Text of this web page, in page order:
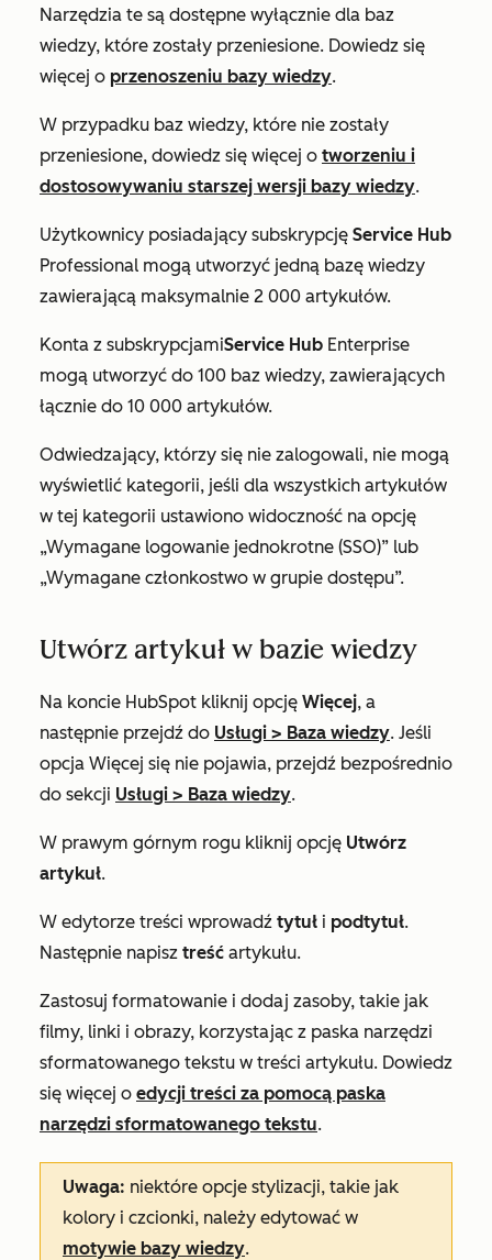
Narzędzia te są dostępne wyłącznie dla baz
wiedzy, które zostały przeniesione. Dowiedz się
więcej o przenoszeniu bazy wiedzy.
W przypadku baz wiedzy, które nie zostały
przeniesione, dowiedz się więcej o tworzeniu i
dostosowywaniu starszej wersji bazy wiedzy.
Użytkownicy posiadający subskrypcję Service Hub
Professional mogą utworzyć jedną bazę wiedzy
zawierającą maksymalnie 2 000 artykułów.
Konta z subskrypcjamiService Hub Enterprise
mogą utworzyć do 100 baz wiedzy, zawierających
łącznie do 10 000 artykułów.
Odwiedzający, którzy się nie zalogowali, nie mogą
wyświetlić kategorii, jeśli dla wszystkich artykułów
w tej kategorii ustawiono widoczność na opcję
„Wymagane logowanie jednokrotne (SSO)” lub
„Wymagane członkostwo w grupie dostępu”.
Utwórz artykuł w bazie wiedzy
Na koncie HubSpot kliknij opcję Więcej, a
następnie przejdź do Usługi > Baza wiedzy. Jeśli
opcja Więcej się nie pojawia, przejdź bezpośrednio
do sekcji Usługi > Baza wiedzy.
W prawym górnym rogu kliknij opcję Utwórz
artykuł.
W edytorze treści wprowadź tytuł i podtytuł.
Następnie napisz treść artykułu.
Zastosuj formatowanie i dodaj zasoby, takie jak
filmy, linki i obrazy, korzystając z paska narzędzi
sformatowanego tekstu w treści artykułu. Dowiedz
się więcej o edycji treści za pomocą paska
narzędzi sformatowanego tekstu.
Uwaga: niektóre opcje stylizacji, takie jak
kolory i czcionki, należy edytować w
motywie bazy wiedzy.